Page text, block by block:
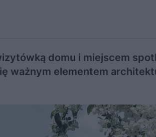
domu i miejscem
ważnym elementem